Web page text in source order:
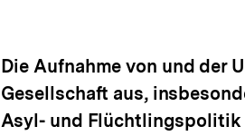
Die Aufnahme von und der
Gesellschaft aus,
Asyl- und Flüchtlingspolitik